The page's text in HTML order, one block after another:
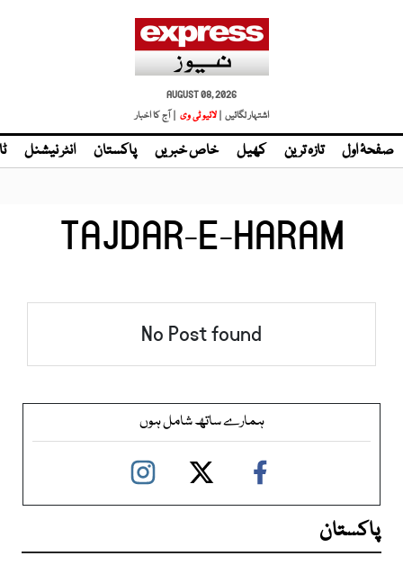
AUGUST 08, 2026
اشتہار لگائیں | لائیو ٹی وی | آج کا اخبار
صفحۂ اول تازہ ترین کھیل خاص خبریں پاکستان انٹر نیشنل
TAJDAR-E-HARAM
No Post found
ہمارے ساتھ شامل ہوں
پاکستان